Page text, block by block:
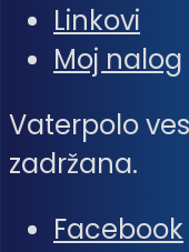
Linkovi
Moj nalog
Vaterpolo
zadržana.
Facebook